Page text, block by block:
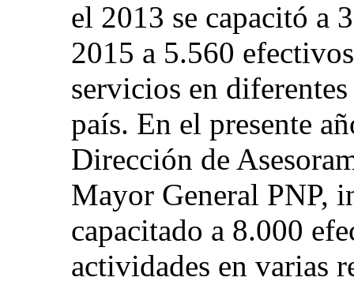
el 2013 se capacitó a
2015 a 5.560
servicios en
país. En el presente
Dirección de
Mayor General PNP,
capacitado a 8.000
actividades en varias